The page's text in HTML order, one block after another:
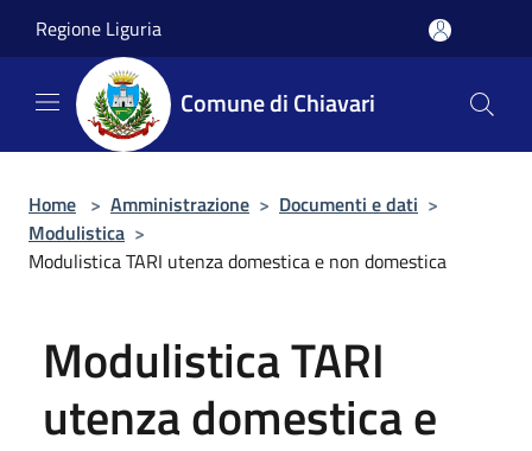
Regione Liguria
Comune di Chiavari
Home > Amministrazione > Documenti e dati >
Modulistica >
Modulistica TARI utenza domestica e non domestica
Modulistica TARI
utenza domestica e